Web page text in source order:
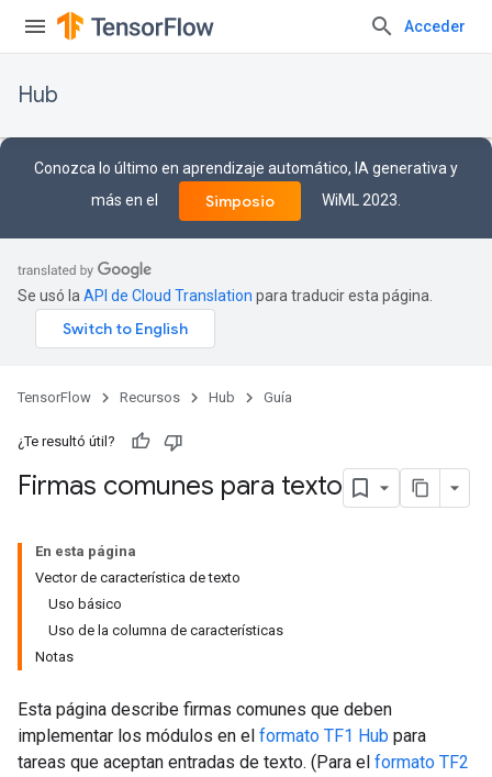
Acceder
Hub
Conozca lo último en aprendizaje automático, IA generativa y
más en el
Simposio WiML 2023.
Se usó la API de Cloud Translation para traducir esta página.
TensorFlow Recursos Hub Guía
¿Te resultó útil?
Firmas comunes para texto
En esta página
Vector de característica de texto
Uso básico
Uso de la columna de características
Notas
Esta página describe firmas comunes que deben
implementar los módulos en el formato TF1 Hub para
tareas que aceptan entradas de texto. (Para el formato TF2